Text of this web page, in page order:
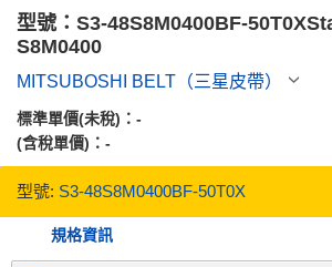
型號：S3-48S8M0400BF-
S8M0400
MITSUBOSHI BELT（三星皮帶）
標準單價(未稅)： -
(含稅單價)： -
型號: S3-48S8M0400BF-50T0X
規格資訊